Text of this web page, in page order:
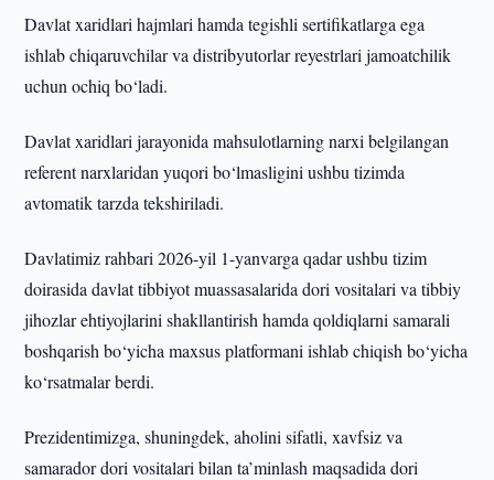
Davlat xaridlari hajmlari hamda tegishli sertifikatlarga ega
ishlab chiqaruvchilar va distribyutorlar reyestrlari jamoatchilik
uchun ochiq bo‘ladi.
Davlat xaridlari jarayonida mahsulotlarning narxi belgilangan
referent narxlaridan yuqori bo‘lmasligini ushbu tizimda
avtomatik tarzda tekshiriladi.
Davlatimiz rahbari 2026-yil 1-yanvarga qadar ushbu tizim
doirasida davlat tibbiyot muassasalarida dori vositalari va tibbiy
jihozlar ehtiyojlarini shakllantirish hamda qoldiqlarni samarali
boshqarish bo‘yicha maxsus platformani ishlab chiqish bo‘yicha
ko‘rsatmalar berdi.
Prezidentimizga, shuningdek, aholini sifatli, xavfsiz va
samarador dori vositalari bilan ta’minlash maqsadida dori